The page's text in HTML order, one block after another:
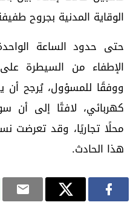
الوقاية المدنية بجروح
حتى حدود الساعة
ووفقًا للمسؤول، يُرجح أن
محلًا تجاريًا، وقد تعرضت
هذا الحادث.